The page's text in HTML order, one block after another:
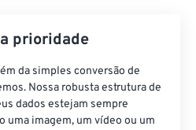
prioridade
da simples conversão de
Nossa robusta estrutura de
dados estejam sempre
uma imagem, um vídeo ou um